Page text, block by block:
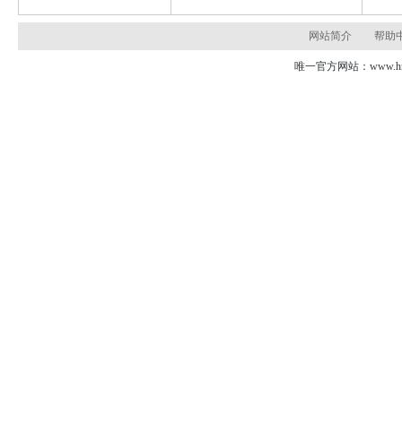
网站简介 帮助
唯一官方网站：